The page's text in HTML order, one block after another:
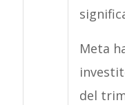
Meta
del